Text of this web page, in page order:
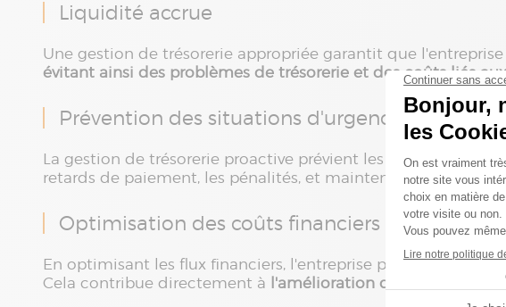
Liquidité accrue
Une gestion de trésorerie appropriée garantit que
évitant ainsi des problèmes de trésorerie et des coûts liés
Prévention des situations d'urgence
La gestion de trésorerie proactive prévient les situations
retards de paiement, les pénalités, et maintenir une
Optimisation des coûts financiers
En optimisant les flux financiers, l'entreprise peut réduire
Cela contribue directement à l'amélioration de la